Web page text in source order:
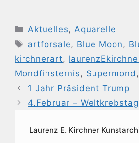
Kategorien
Aktuelles , Aquarelle
Schlagwörter
artforsale , Blue Moon ,
kirchnerart,
Mondfinsternis , Supermond ,
1 Jahr Präsident Trump
4.Februar –
Laurenz E. Kirchner